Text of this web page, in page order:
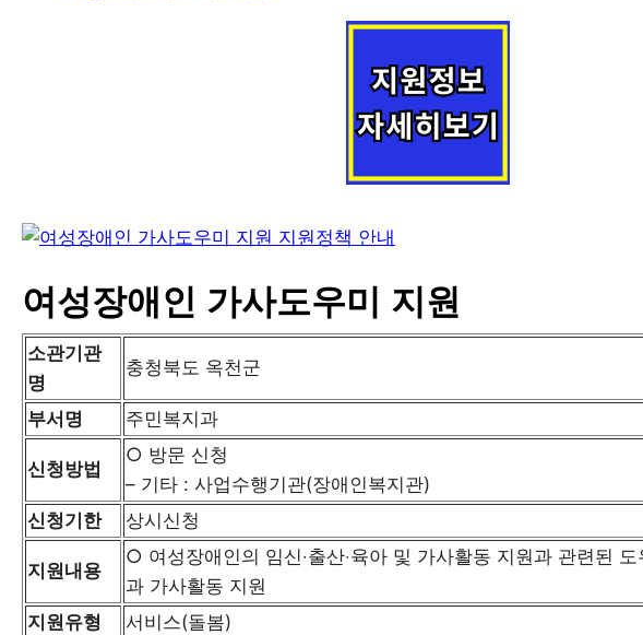
여성장애인 가사도우미 지원
소관기관
명
충청북도 옥천군
부서명 주민복지과
신청방법
○ 방문 신청
– 기타 : 사업수행기관(장애인복지관)
신청기한
상시신청
지원내용
○ 여성장애인의 임신‧출산‧육아 및 가사활동 지원과 관련된
과 가사활동 지원
지원유형
서비스(돌봄)